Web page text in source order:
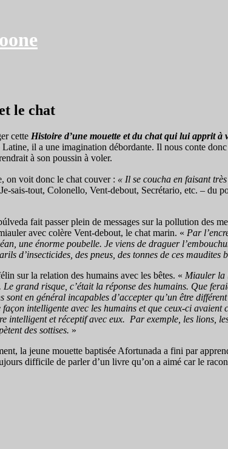
le chat
cette Histoire d’une mouette et du chat qui lui apprit à
il a une imagination débordante. Il nous conte
à son poussin à voler.
on voit donc le chat couver : « Il se coucha en faisant
sais-tout, Colonello, Vent-debout, Secrétario, etc. – du
fait passer plein de messages sur la pollution des
avec colère Vent-debout, le chat marin. « Par
une énorme poubelle. Je viens de draguer
d’insecticides, des pneus, des tonnes de ces
sur la relation des humains avec les bêtes. « Miauler la
grand risque, c’était la réponse des humains. Que
sont en général incapables d’accepter qu’un être
intelligente avec les humains et que ceux-ci
intelligent et réceptif avec eux. Par exemple, les lions,
des sottises. »
la jeune mouette baptisée Afortunada a fini par
difficile de parler d’un livre qu’on a aimé car le